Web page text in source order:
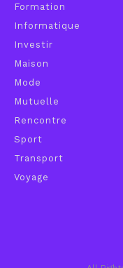
Formation
Informatique
Investir
Maison
Mode
Mutuelle
Rencontre
Sport
Transport
Voyage